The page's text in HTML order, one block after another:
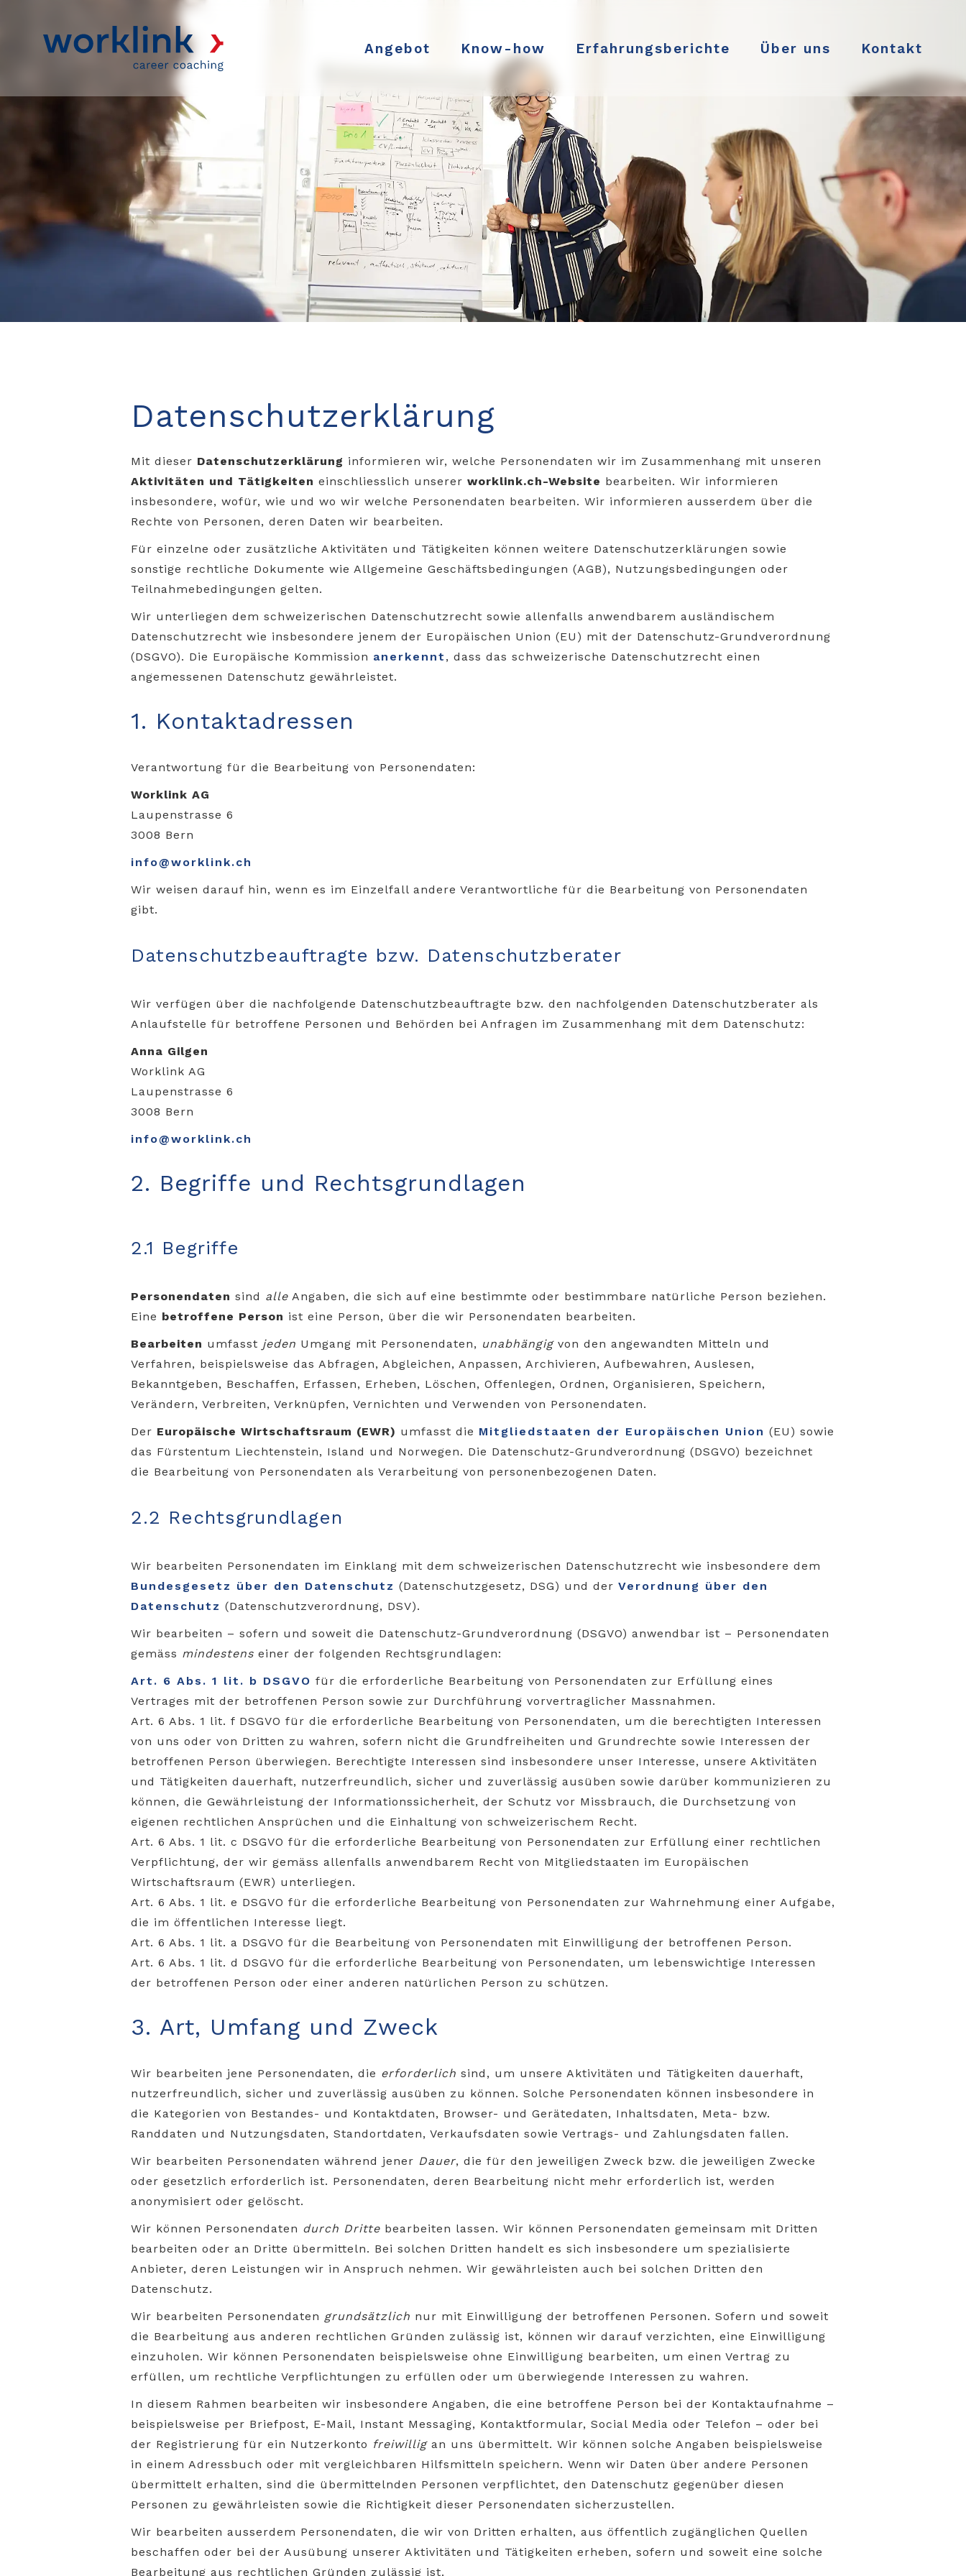
Angebot Know-how Erfahrungsberichte Über uns Kontakt
Datenschutzerklärung
Mit dieser Datenschutzerklärung informieren wir, welche Personendaten wir im Zusammenhang mit unseren
Aktivitäten und Tätigkeiten einschliesslich unserer worklink.ch-Website bearbeiten. Wir informieren
insbesondere, wofür, wie und wo wir welche Personendaten bearbeiten. Wir informieren ausserdem über die
Rechte von Personen, deren Daten wir bearbeiten.
Für einzelne oder zusätzliche Aktivitäten und Tätigkeiten können weitere Datenschutzerklärungen sowie
sonstige rechtliche Dokumente wie Allgemeine Geschäftsbedingungen (AGB), Nutzungsbedingungen oder
Teilnahmebedingungen gelten.
Wir unterliegen dem schweizerischen Datenschutzrecht sowie allenfalls anwendbarem ausländischem
Datenschutzrecht wie insbesondere jenem der Europäischen Union (EU) mit der Datenschutz-Grundverordnung
(DSGVO). Die Europäische Kommission anerkennt , dass das schweizerische Datenschutzrecht einen
angemessenen Datenschutz gewährleistet.
1. Kontaktadressen
Verantwortung für die Bearbeitung von Personendaten:
Worklink AG
Laupenstrasse 6
3008 Bern
info@worklink.ch
Wir weisen darauf hin, wenn es im Einzelfall andere Verantwortliche für die Bearbeitung von Personendaten
gibt.
Datenschutzbeauftragte bzw. Datenschutzberater
Wir verfügen über die nachfolgende Datenschutzbeauftragte bzw. den nachfolgenden Datenschutzberater als
Anlaufstelle für betroffene Personen und Behörden bei Anfragen im Zusammenhang mit dem Datenschutz:
Anna Gilgen
Worklink AG
Laupenstrasse 6
3008 Bern
info@worklink.ch
2. Begriffe und Rechtsgrundlagen
2.1 Begriffe
Personendaten sind alle Angaben, die sich auf eine bestimmte oder bestimmbare natürliche Person beziehen.
Eine betroffene Person ist eine Person, über die wir Personendaten bearbeiten.
Bearbeiten umfasst jeden Umgang mit Personendaten, unabhängigvon den angewandten Mitteln und
Verfahren, beispielsweise das Abfragen, Abgleichen, Anpassen, Archivieren, Aufbewahren, Auslesen,
Bekanntgeben, Beschaffen, Erfassen, Erheben, Löschen, Offenlegen, Ordnen, Organisieren, Speichern,
Verändern, Verbreiten, Verknüpfen, Vernichten und Verwenden von Personendaten.
Der Europäische Wirtschaftsraum (EWR) umfasst die Mitgliedstaaten der Europäischen Union (EU) sowie
das Fürstentum Liechtenstein, Island und Norwegen. Die Datenschutz-Grundverordnung (DSGVO) bezeichnet
die Bearbeitung von Personendaten als Verarbeitung von personenbezogenen Daten.
2.2 Rechtsgrundlagen
Wir bearbeiten Personendaten im Einklang mit dem schweizerischen Datenschutzrecht wie insbesondere dem
Bundesgesetz über den Datenschutz (Datenschutzgesetz, DSG) und der Verordnung über den
Datenschutz (Datenschutzverordnung, DSV).
Wir bearbeiten – sofern und soweit die Datenschutz-Grundverordnung (DSGVO) anwendbar ist – Personendaten
gemäss mindestens einer der folgenden Rechtsgrundlagen:
Art. 6 Abs. 1 lit. b DSGVO für die erforderliche Bearbeitung von Personendaten zur Erfüllung eines
Vertrages mit der betroffenen Person sowie zur Durchführung vorvertraglicher Massnahmen.
Art. 6 Abs. 1 lit. f DSGVO für die erforderliche Bearbeitung von Personendaten, um die berechtigten Interessen
von uns oder von Dritten zu wahren, sofern nicht die Grundfreiheiten und Grundrechte sowie Interessen der
betroffenen Person überwiegen. Berechtigte Interessen sind insbesondere unser Interesse, unsere Aktivitäten
und Tätigkeiten dauerhaft, nutzerfreundlich, sicher und zuverlässig ausüben sowie darüber kommunizieren zu
können, die Gewährleistung der Informationssicherheit, der Schutz vor Missbrauch, die Durchsetzung von
eigenen rechtlichen Ansprüchen und die Einhaltung von schweizerischem Recht.
Art. 6 Abs. 1 lit. c DSGVO für die erforderliche Bearbeitung von Personendaten zur Erfüllung einer rechtlichen
Verpflichtung, der wir gemäss allenfalls anwendbarem Recht von Mitgliedstaaten im Europäischen
Wirtschaftsraum (EWR) unterliegen.
Art. 6 Abs. 1 lit. e DSGVO für die erforderliche Bearbeitung von Personendaten zur Wahrnehmung einer Aufgabe,
die im öffentlichen Interesse liegt.
Art. 6 Abs. 1 lit. a DSGVO für die Bearbeitung von Personendaten mit Einwilligung der betroffenen Person.
Art. 6 Abs. 1 lit. d DSGVO für die erforderliche Bearbeitung von Personendaten, um lebenswichtige Interessen
der betroffenen Person oder einer anderen natürlichen Person zu schützen.
3. Art, Umfang und Zweck
Wir bearbeiten jene Personendaten, die erforderlich sind, um unsere Aktivitäten und Tätigkeiten dauerhaft,
nutzerfreundlich, sicher und zuverlässig ausüben zu können. Solche Personendaten können insbesondere in
die Kategorien von Bestandes- und Kontaktdaten, Browser- und Gerätedaten, Inhaltsdaten, Meta- bzw.
Randdaten und Nutzungsdaten, Standortdaten, Verkaufsdaten sowie Vertrags- und Zahlungsdaten fallen.
Wir bearbeiten Personendaten während jener Dauer, die für den jeweiligen Zweck bzw. die jeweiligen Zwecke
oder gesetzlich erforderlich ist. Personendaten, deren Bearbeitung nicht mehr erforderlich ist, werden
anonymisiert oder gelöscht.
Wir können Personendaten durch Dritte bearbeiten lassen. Wir können Personendaten gemeinsam mit Dritten
bearbeiten oder an Dritte übermitteln. Bei solchen Dritten handelt es sich insbesondere um spezialisierte
Anbieter, deren Leistungen wir in Anspruch nehmen. Wir gewährleisten auch bei solchen Dritten den
Datenschutz.
Wir bearbeiten Personendaten grundsätzlich nur mit Einwilligung der betroffenen Personen. Sofern und soweit
die Bearbeitung aus anderen rechtlichen Gründen zulässig ist, können wir darauf verzichten, eine Einwilligung
einzuholen. Wir können Personendaten beispielsweise ohne Einwilligung bearbeiten, um einen Vertrag zu
erfüllen, um rechtliche Verpflichtungen zu erfüllen oder um überwiegende Interessen zu wahren.
In diesem Rahmen bearbeiten wir insbesondere Angaben, die eine betroffene Person bei der Kontaktaufnahme –
beispielsweise per Briefpost, E-Mail, Instant Messaging, Kontaktformular, Social Media oder Telefon – oder bei
der Registrierung für ein Nutzerkonto freiwilligan uns übermittelt. Wir können solche Angaben beispielsweise
in einem Adressbuch oder mit vergleichbaren Hilfsmitteln speichern. Wenn wir Daten über andere Personen
übermittelt erhalten, sind die übermittelnden Personen verpflichtet, den Datenschutz gegenüber diesen
Personen zu gewährleisten sowie die Richtigkeit dieser Personendaten sicherzustellen.
Wir bearbeiten ausserdem Personendaten, die wir von Dritten erhalten, aus öffentlich zugänglichen Quellen
beschaffen oder bei der Ausübung unserer Aktivitäten und Tätigkeiten erheben, sofern und soweit eine solche
Bearbeitung aus rechtlichen Gründen zulässig ist.